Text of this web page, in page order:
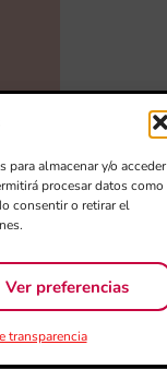
almacenar y/o acceder
procesar datos como
consentir o retirar el
Ver preferencias
transparencia